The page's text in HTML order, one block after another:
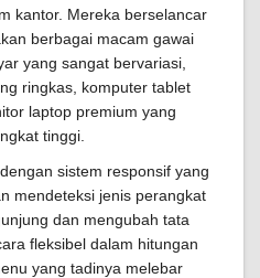
kantor. Mereka berselancar
berbagai macam gawai
yang sangat bervariasi,
ringkas, komputer tablet
laptop premium yang
tinggi.
sistem responsif yang
mendeteksi jenis perangkat
dan mengubah tata
fleksibel dalam hitungan
yang tadinya melebar